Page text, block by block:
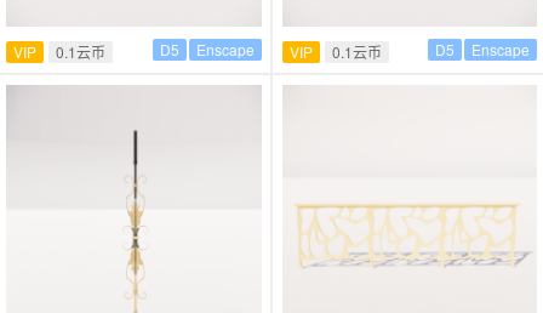
VIP 0.1云币 Enscape
D5 VIP 0.1云币 Enscape
D5